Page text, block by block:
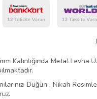
Kalınlığında Metal Levha
Düğün , Nikah